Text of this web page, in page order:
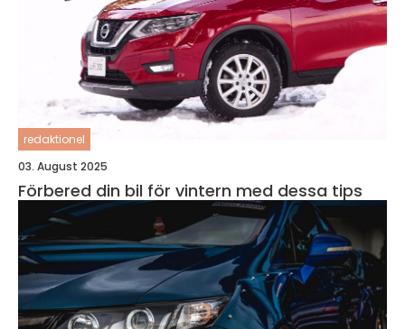
redaktionel
03. August 2025
Förbered din bil för vintern med dessa tips